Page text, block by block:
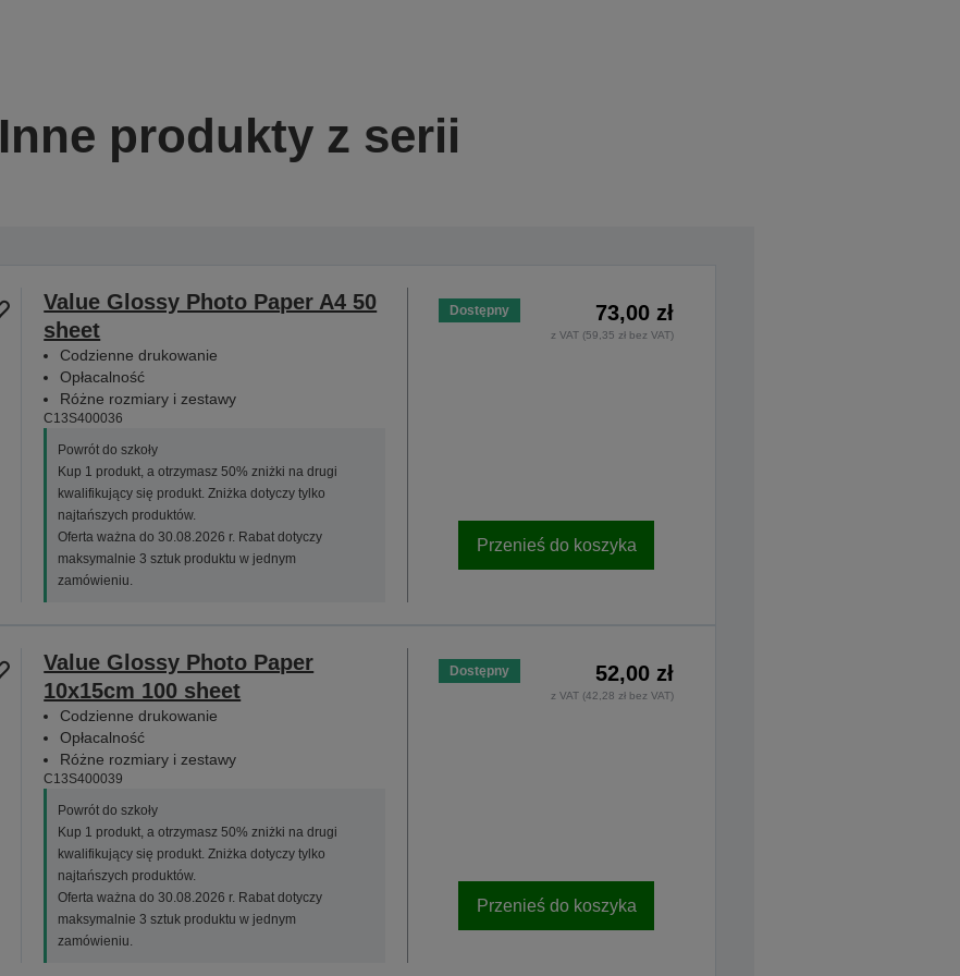
Inne produkty z serii
Value Glossy Photo Paper A4 50
sheet
Codzienne drukowanie
Opłacalność
Różne rozmiary i zestawy
C13S400036
Powrót do szkoły
Kup 1 produkt, a otrzymasz 50% zniżki na drugi
kwalifikujący się produkt. Zniżka dotyczy tylko
najtańszych produktów.
Oferta ważna do 30.08.2026 r. Rabat dotyczy
maksymalnie 3 sztuk produktu w jednym
zamówieniu.
Dostępny 73,00 zł
z VAT (59,35 zł bez VAT)
Przenieś do koszyka
Value Glossy Photo Paper
10x15cm 100 sheet
Codzienne drukowanie
Opłacalność
Różne rozmiary i zestawy
C13S400039
Powrót do szkoły
Kup 1 produkt, a otrzymasz 50% zniżki na drugi
kwalifikujący się produkt. Zniżka dotyczy tylko
najtańszych produktów.
Oferta ważna do 30.08.2026 r. Rabat dotyczy
maksymalnie 3 sztuk produktu w jednym
zamówieniu.
Dostępny 52,00 zł
z VAT (42,28 zł bez VAT)
Przenieś do koszyka